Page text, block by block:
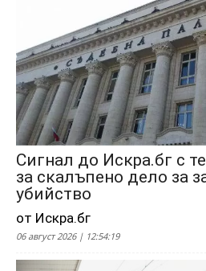
Сигнал до Искра.бг с
за скалъпено дело за
убийство
от Искра.бг
06 август 2026 | 12:54:19